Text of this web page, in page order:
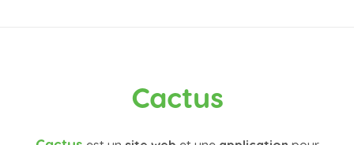
Cactus